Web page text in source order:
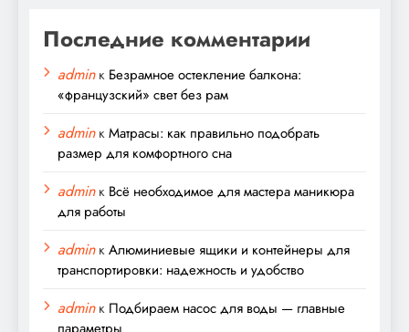
Последние комментарии
adminк Безрамное остекление балкона:
«французский» свет без рам
adminкМатрасы: как правильно подобрать
размер для комфортного сна
adminк Всё необходимое для мастера маникюра
для работы
adminкАлюминиевые ящики и контейнеры для
транспортировки: надежность и удобство
adminк Подбираем насос для воды — главные
параметры